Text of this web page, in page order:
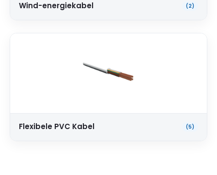
Wind-energiekabel (2)
Flexibele PVC Kabel (5)